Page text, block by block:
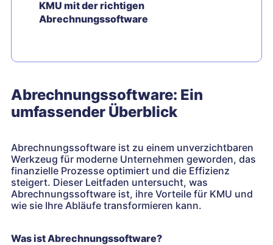
KMU mit der richtigen
Abrechnungssoftware
Abrechnungssoftware: Ein
umfassender Überblick
Abrechnungssoftware ist zu einem unverzichtbaren
Werkzeug für moderne Unternehmen geworden, das
finanzielle Prozesse optimiert und die Effizienz
steigert. Dieser Leitfaden untersucht, was
Abrechnungssoftware ist, ihre Vorteile für KMU und
wie sie Ihre Abläufe transformieren kann.
Was ist Abrechnungssoftware?